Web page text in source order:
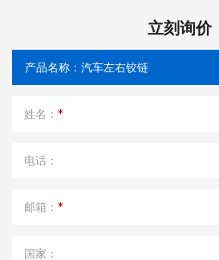
立刻询价
姓名： *
电话：
邮箱： *
国家：